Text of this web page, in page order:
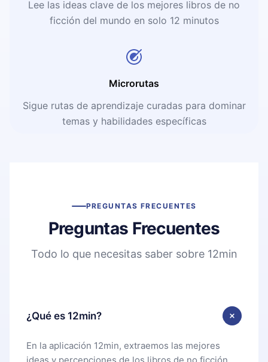
Lee las ideas clave de los mejores libros de no
ficción del mundo en solo 12 minutos
Microrutas
Sigue rutas de aprendizaje curadas para dominar
temas y habilidades específicas
PREGUNTAS FRECUENTES
Preguntas Frecuentes
Todo lo que necesitas saber sobre 12min
¿Qué es 12min?
En la aplicación 12min, extraemos las mejores